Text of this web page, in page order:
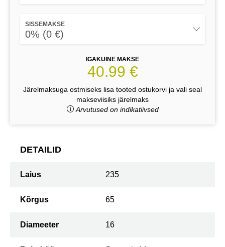
SISSEMAKSE
0% (0 €)
IGAKUINE MAKSE
40.99 €
Järelmaksuga ostmiseks lisa tooted ostukorvi ja vali seal
makseviisiks järelmaks
Arvutused on indikatiivsed
DETAILID
Laius 235
Kõrgus 65
Diameeter 16